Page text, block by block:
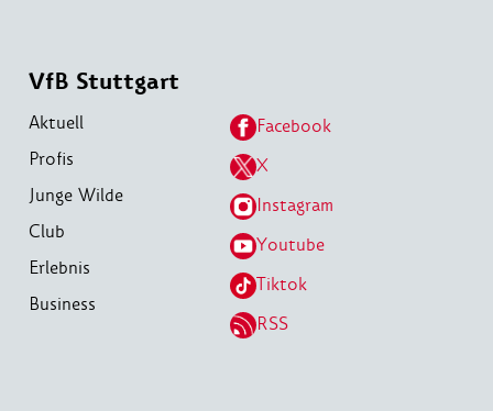
VfB Stuttgart
Aktuell
Profis
Junge Wilde
Club
Erlebnis
Business
Facebook
X
Instagram
Youtube
Tiktok
RSS